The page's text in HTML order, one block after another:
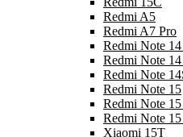
Redmi A5
Redmi A7 Pro
Redmi Note
Redmi Note
Redmi Note
Redmi Note 15
Redmi Note
Redmi Note
Xiaomi 15T